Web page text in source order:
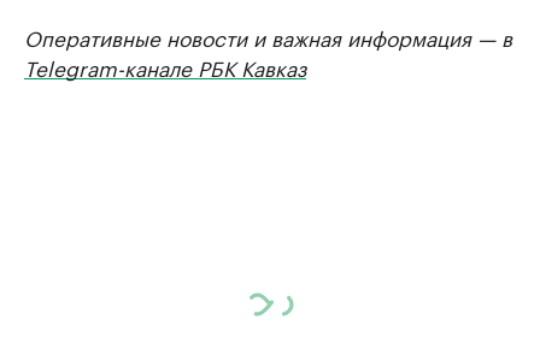
Оперативные новости и важная информация — в
Telegram-канале РБК Кавказ